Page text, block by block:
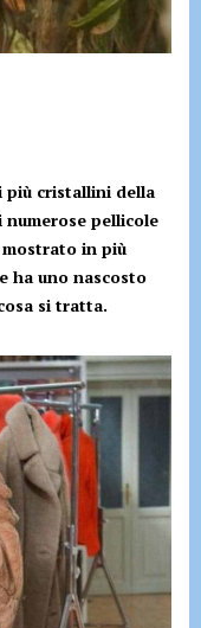
più cristallini della
pellicole
in più
ha uno nascosto
si tratta.